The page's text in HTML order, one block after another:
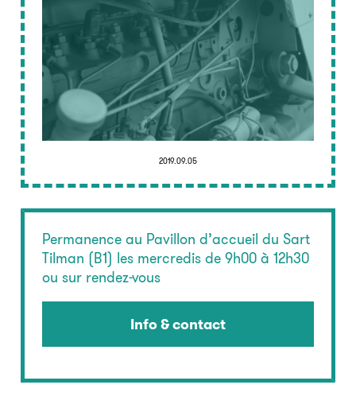
2019.09.05
Permanence au Pavillon d’accueil du Sart
Tilman (B1) les mercredis de 9h00 à 12h30
ou sur rendez-vous
Info & contact